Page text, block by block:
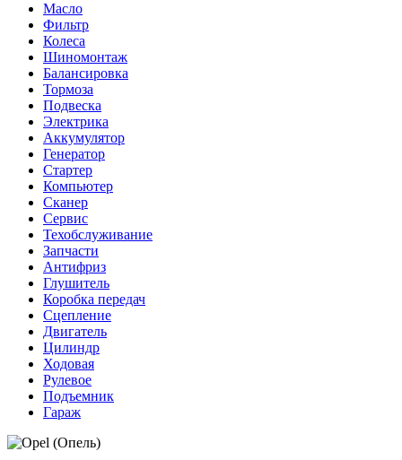
Масло
Фильтр
Колеса
Шиномонтаж
Балансировка
Тормоза
Подвеска
Электрика
Аккумулятор
Генератор
Стартер
Компьютер
Сканер
Сервис
Техобслуживание
Запчасти
Антифриз
Глушитель
Коробка передач
Сцепление
Двигатель
Цилиндр
Ходовая
Рулевое
Подъемник
Гараж